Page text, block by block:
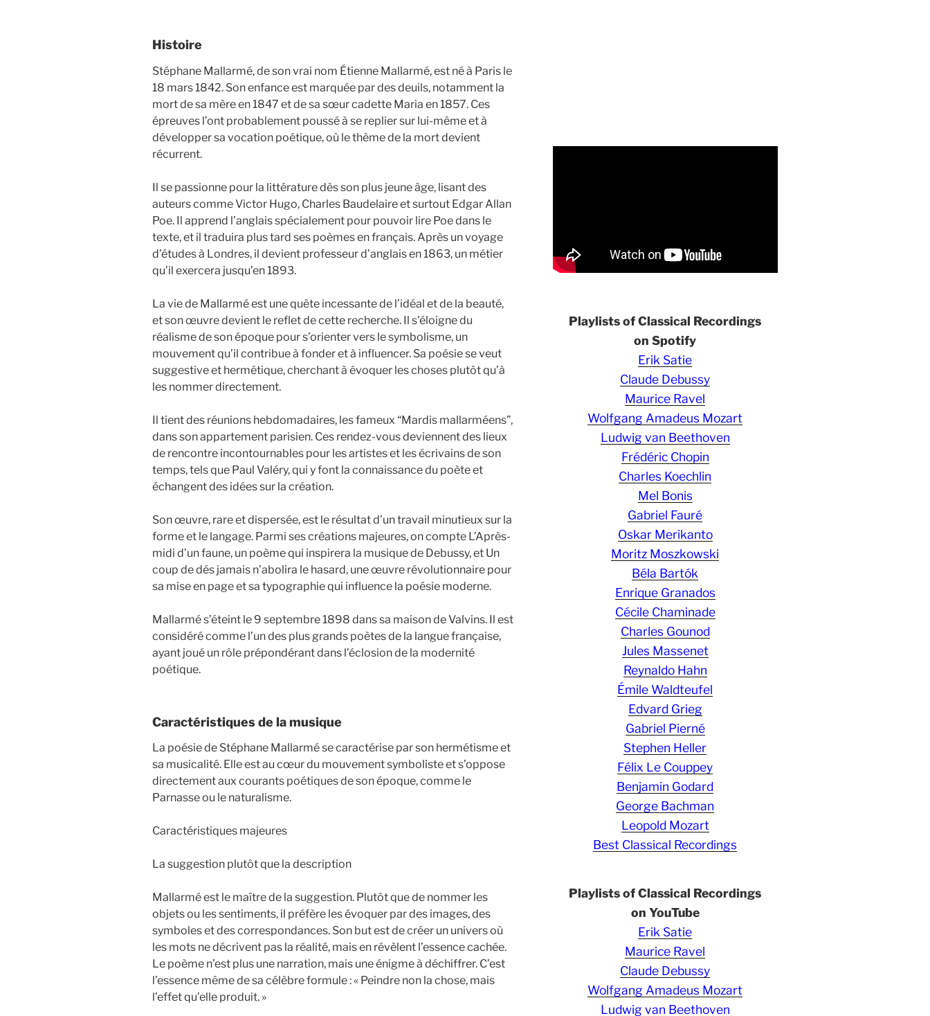
Histoire
Stéphane Mallarmé, de son vrai nom Étienne Mallarmé, est né à Paris le
18 mars 1842. Son enfance est marquée par des deuils, notamment la
mort de sa mère en 1847 et de sa sœur cadette Maria en 1857. Ces
épreuves l’ont probablement poussé à se replier sur lui-même et à
développer sa vocation poétique, où le thème de la mort devient
récurrent.
Il se passionne pour la littérature dès son plus jeune âge, lisant des
auteurs comme Victor Hugo, Charles Baudelaire et surtout Edgar Allan
Poe. Il apprend l’anglais spécialement pour pouvoir lire Poe dans le
texte, et il traduira plus tard ses poèmes en français. Après un voyage
d’études à Londres, il devient professeur d’anglais en 1863, un métier
qu’il exercera jusqu’en 1893.
La vie de Mallarmé est une quête incessante de l’idéal et de la beauté,
et son œuvre devient le reflet de cette recherche. Il s’éloigne du
réalisme de son époque pour s’orienter vers le symbolisme, un
mouvement qu’il contribue à fonder et à influencer. Sa poésie se veut
suggestive et hermétique, cherchant à évoquer les choses plutôt qu’à
les nommer directement.
Il tient des réunions hebdomadaires, les fameux “Mardis mallarméens”,
dans son appartement parisien. Ces rendez-vous deviennent des lieux
de rencontre incontournables pour les artistes et les écrivains de son
temps, tels que Paul Valéry, qui y font la connaissance du poète et
échangent des idées sur la création.
Son œuvre, rare et dispersée, est le résultat d’un travail minutieux sur la
forme et le langage. Parmi ses créations majeures, on compte L’Après-
midi d’un faune, un poème qui inspirera la musique de Debussy, et Un
coup de dés jamais n’abolira le hasard, une œuvre révolutionnaire pour
sa mise en page et sa typographie qui influence la poésie moderne.
Mallarmé s’éteint le 9 septembre 1898 dans sa maison de Valvins. Il est
considéré comme l’un des plus grands poètes de la langue française,
ayant joué un rôle prépondérant dans l’éclosion de la modernité
poétique.
Caractéristiques de la musique
La poésie de Stéphane Mallarmé se caractérise par son hermétisme et
sa musicalité. Elle est au cœur du mouvement symboliste et s’oppose
directement aux courants poétiques de son époque, comme le
Parnasse ou le naturalisme.
Caractéristiques majeures
La suggestion plutôt que la description
Mallarmé est le maître de la suggestion. Plutôt que de nommer les
objets ou les sentiments, il préfère les évoquer par des images, des
symboles et des correspondances. Son but est de créer un univers où
les mots ne décrivent pas la réalité, mais en révèlent l’essence cachée.
Le poème n’est plus une narration, mais une énigme à déchiffrer. C’est
l’essence même de sa célèbre formule : « Peindre non la chose, mais
l’effet qu’elle produit. »
Playlists of Classical Recordings
on Spotify
Erik Satie
Claude Debussy
Maurice Ravel
Wolfgang Amadeus Mozart
Ludwig van Beethoven
Frédéric Chopin
Charles Koechlin
Mel Bonis
Gabriel Fauré
Oskar Merikanto
Moritz Moszkowski
Béla Bartók
Enrique Granados
Cécile Chaminade
Charles Gounod
Jules Massenet
Reynaldo Hahn
Émile Waldteufel
Edvard Grieg
Gabriel Pierné
Stephen Heller
Félix Le Couppey
Benjamin Godard
George Bachman
Leopold Mozart
Best Classical Recordings
Playlists of Classical Recordings
on YouTube
Erik Satie
Maurice Ravel
Claude Debussy
Wolfgang Amadeus Mozart
Ludwig van Beethoven